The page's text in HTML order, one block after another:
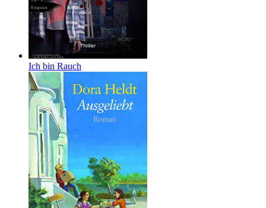
Ich bin Rauch